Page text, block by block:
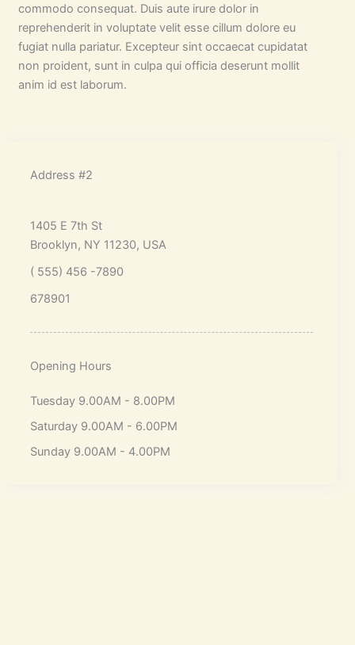
commodo consequat. Duis aute irure dolor in
reprehenderit in voluptate velit esse cillum dolore eu
fugiat nulla pariatur. Excepteur sint occaecat cupidatat
non proident, sunt in culpa qui officia deserunt mollit
anim id est laborum.
Address #2
1405 E 7th St
Brooklyn, NY 11230, USA
( 555) 456 -7890
678901
Opening Hours
Tuesday 9.00AM - 8.00PM
Saturday 9.00AM - 6.00PM
Sunday 9.00AM - 4.00PM